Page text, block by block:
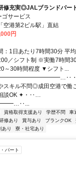
修充実◎JALブランドパー
サービス
空港第2ビル駅」直結
円
：1日あたり7時間30分 平
／シフト制 ※実働7時間
～30時間程度 ▼シフト...
・✦
スキル不問◎成田空港で働
談OK ✦・‥…
資格取得支援あり 学歴不問 車
修あり 賞与あり ブランクOK
あり 寮・社宅あり
パート